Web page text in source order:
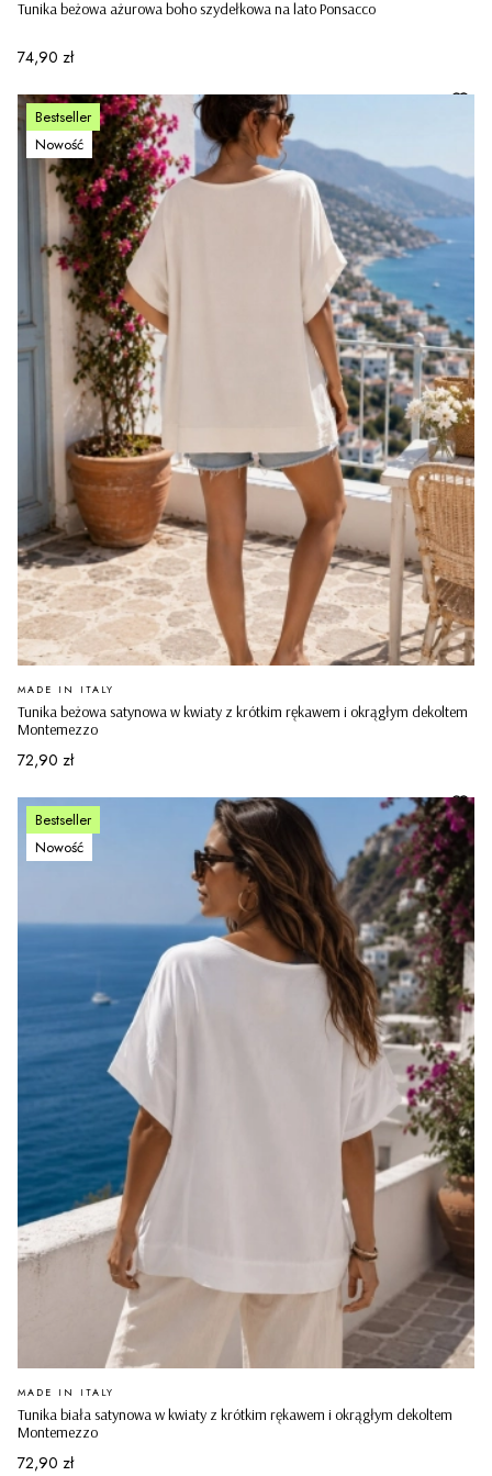
Tunika beżowa ażurowa boho szydełkowa na lato Ponsacco
Cena
74,90 zł
Bestseller
Nowość
Tunika beżowa satynowa w kwiaty z krótkim rękawem i okrągłym dekoltem
Montemezzo
PRODUCENT
MADE IN ITALY
Cena
72,90 zł
Bestseller
Nowość
Tunika biała satynowa w kwiaty z krótkim rękawem i okrągłym dekoltem
Montemezzo
PRODUCENT
MADE IN ITALY
Cena
72,90 zł